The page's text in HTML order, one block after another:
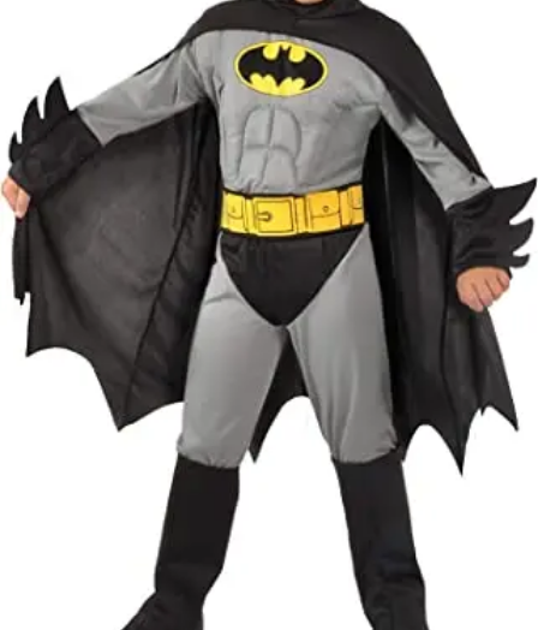
- Macskanő
- Harlequin
- Addams
Family
- Batman
- Robin Hood
- Super Mario
- Hulk
- Csontváz
- Ördög
- Bohóc
- Vámpír
- Kaszás
- Ápolónő